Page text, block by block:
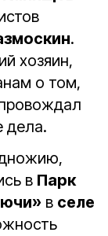
.
хозяин,
о том,
дела.
в Парк
в селе